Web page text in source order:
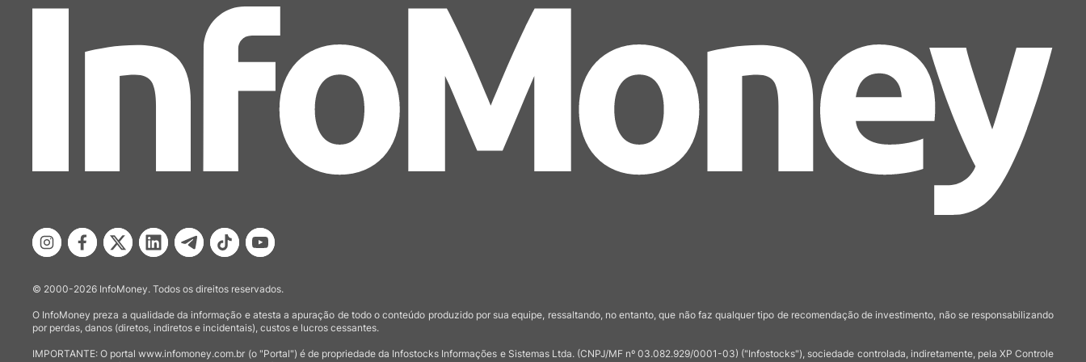
© 2000-2026 InfoMoney. Todos os direitos reservados.
O InfoMoney preza a qualidade da informação e atesta a apuração de todo o conteúdo produzido por sua equipe, ressaltando, no entanto, que não faz qualquer tipo de recomendação de investimento, não se responsabilizando
por perdas, danos (diretos, indiretos e incidentais), custos e lucros cessantes.
IMPORTANTE: O portal www.infomoney.com.br (o "Portal") é de propriedade da Infostocks Informações e Sistemas Ltda. (CNPJ/MF nº 03.082.929/0001-03) ("Infostocks"), sociedade controlada, indiretamente, pela XP Controle